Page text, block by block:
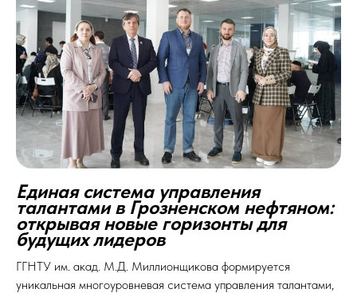
Единая система управления
талантами в Грозненском нефтяном:
открывая новые горизонты для
будущих лидеров
ГГНТУ им. акад. М.Д. Миллионщикова формируется
уникальная многоуровневая система управления талантами,